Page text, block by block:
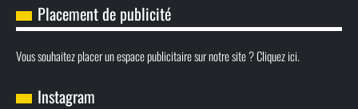
Placement de publicité
Vous souhaitez placer un espace publicitaire sur notre site ? Cliquez ici.
Instagram